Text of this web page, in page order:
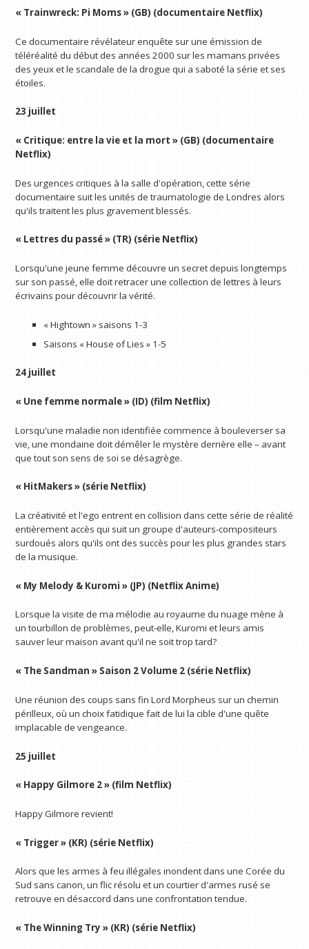
« Trainwreck: Pi Moms » (GB) (documentaire Netflix)
Ce documentaire révélateur enquête sur une émission de
téléréalité du début des années 2000 sur les mamans privées
des yeux et le scandale de la drogue qui a saboté la série et ses
étoiles.
23 juillet
« Critique: entre la vie et la mort » (GB) (documentaire
Netflix)
Des urgences critiques à la salle d'opération, cette série
documentaire suit les unités de traumatologie de Londres alors
qu'ils traitent les plus gravement blessés.
« Lettres du passé » (TR) (série Netflix)
Lorsqu'une jeune femme découvre un secret depuis longtemps
sur son passé, elle doit retracer une collection de lettres à leurs
écrivains pour découvrir la vérité.
« Hightown » saisons 1-3
Saisons « House of Lies » 1-5
24 juillet
« Une femme normale » (ID) (film Netflix)
Lorsqu'une maladie non identifiée commence à bouleverser sa
vie, une mondaine doit démêler le mystère derrière elle – avant
que tout son sens de soi se désagrège.
« HitMakers » (série Netflix)
La créativité et l'ego entrent en collision dans cette série de réalité
entièrement accès qui suit un groupe d'auteurs-compositeurs
surdoués alors qu'ils ont des succès pour les plus grandes stars
de la musique.
« My Melody & Kuromi » (JP) (Netflix Anime)
Lorsque la visite de ma mélodie au royaume du nuage mène à
un tourbillon de problèmes, peut-elle, Kuromi et leurs amis
sauver leur maison avant qu'il ne soit trop tard?
« The Sandman » Saison 2 Volume 2 (série Netflix)
Une réunion des coups sans fin Lord Morpheus sur un chemin
périlleux, où un choix fatidique fait de lui la cible d'une quête
implacable de vengeance.
25 juillet
« Happy Gilmore 2 » (film Netflix)
Happy Gilmore revient!
« Trigger » (KR) (série Netflix)
Alors que les armes à feu illégales inondent dans une Corée du
Sud sans canon, un flic résolu et un courtier d'armes rusé se
retrouve en désaccord dans une confrontation tendue.
« The Winning Try » (KR) (série Netflix)